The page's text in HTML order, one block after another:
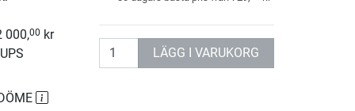
000,00 kr
antal LÄGG I VARUKORG